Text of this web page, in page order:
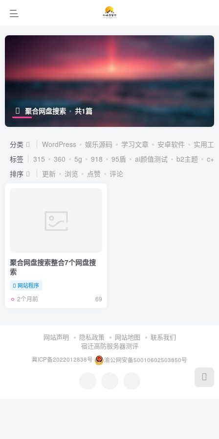
聚合网盘搜索 共1篇
分类 WordPress 娱乐源码 学习文章 安卓软件
实用工
标签
315 360 5g 918 95盾 ai颜值测试 b2主题
c++
排序
更新 浏览 点赞 评论
聚合网盘搜索整合7个网盘搜
索
网站程序
2个月前 69
网站声明 隐私政策 网站地图
联系我们
宿迁高防服务器测评
冀ICP备2022012838号 渝公网安备50010602503850号